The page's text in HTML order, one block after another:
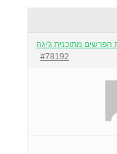
הפרשים מתוכנית ג'יגה
#78192